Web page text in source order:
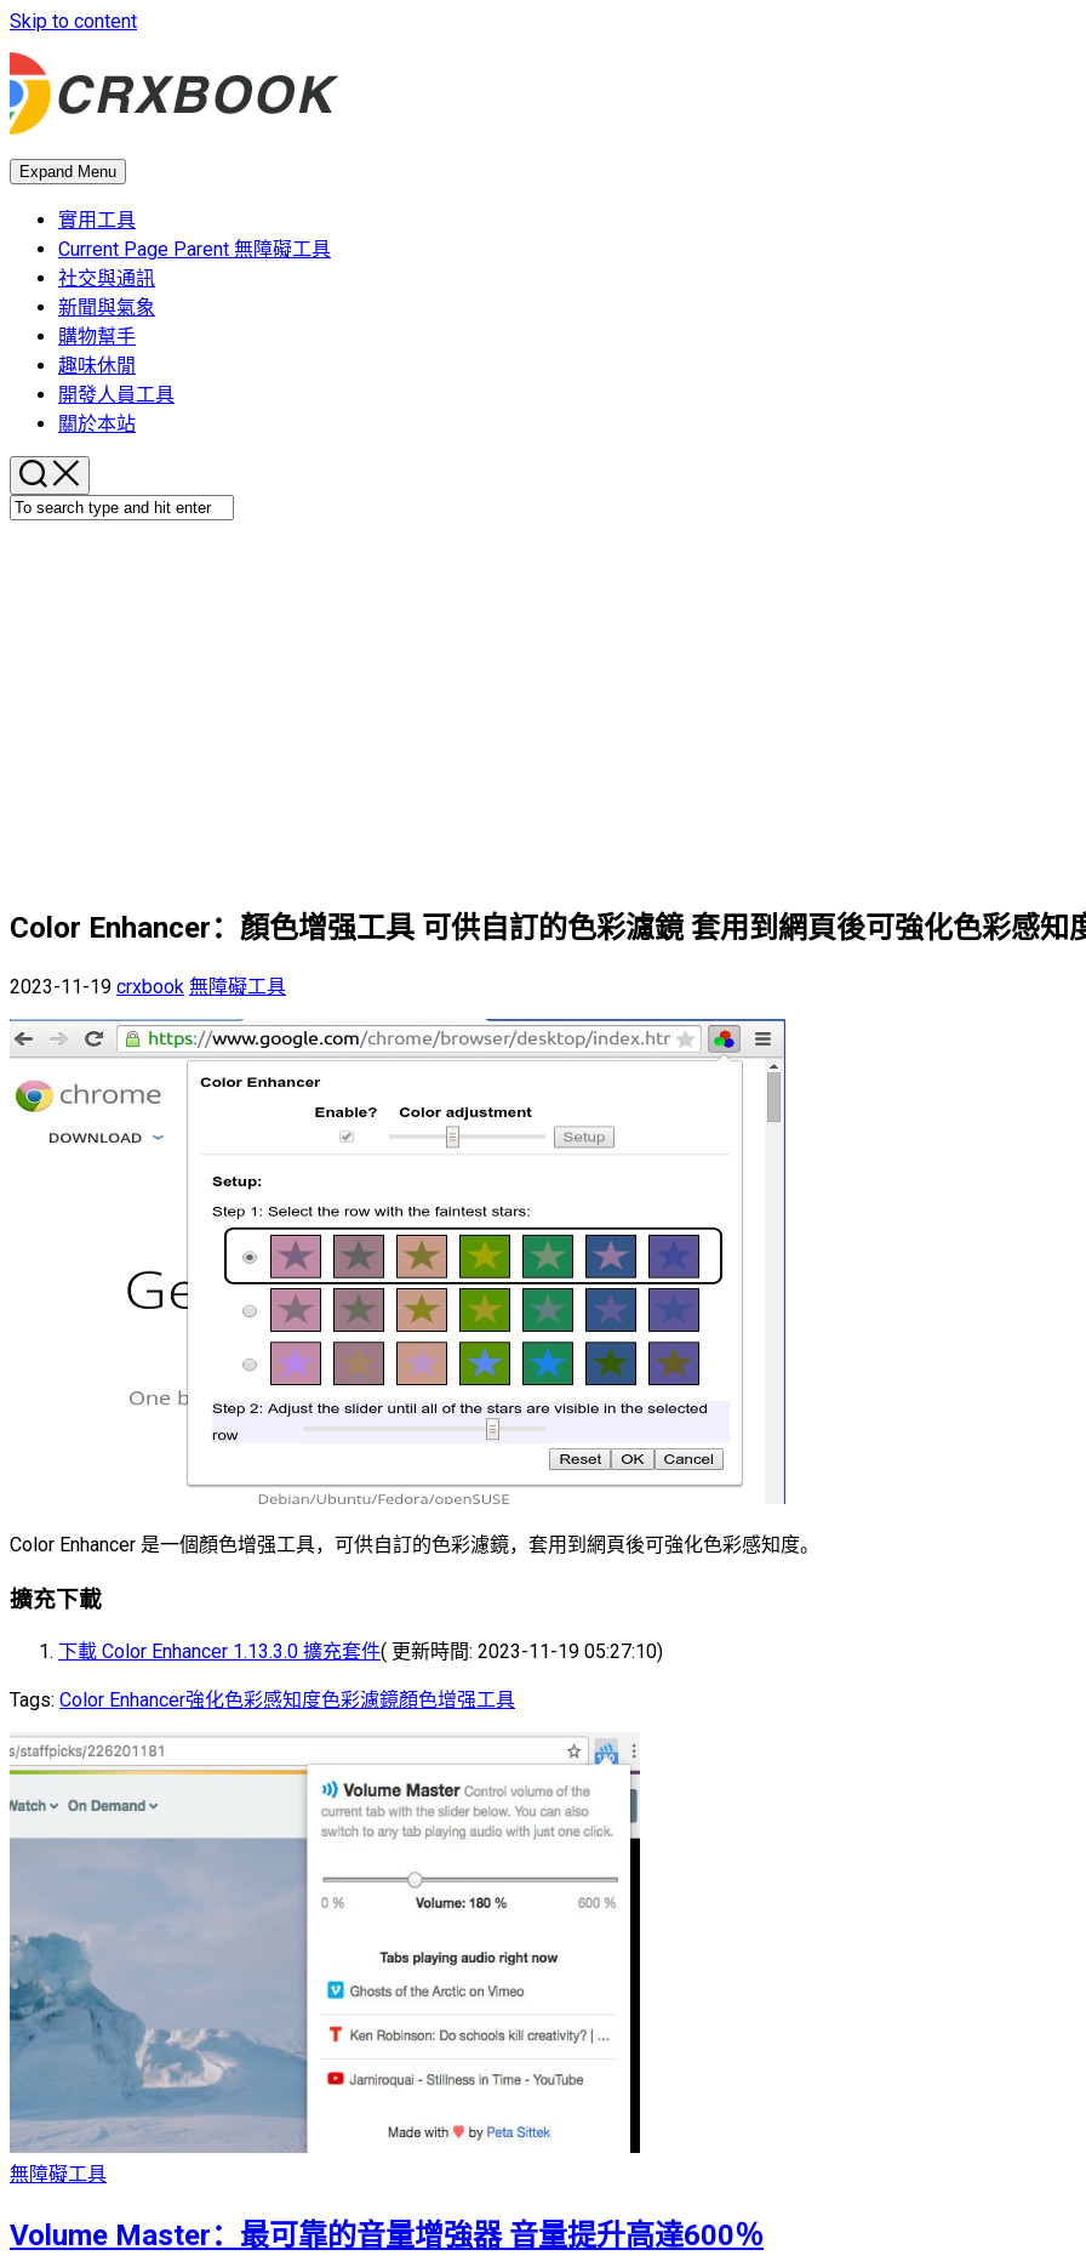
Skip to content
Expand Menu
實用工具
Current Page Parent 無障礙工具
社交與通訊
新聞與氣象
購物幫手
趣味休閒
開發人員工具
關於本站
Color Enhancer：顏色增强工具 可供自訂的色彩濾鏡 套用到網頁後可強化色彩感知
2023-11-19 crxbook 無障礙工具
Color Enhancer 是一個顏色增强工具，可供自訂的色彩濾鏡，套用到網頁後可強化色彩感知度。
擴充下載
下載 Color Enhancer 1.13.3.0 擴充套件( 更新時間: 2023-11-19 05:27:10)
Tags: Color Enhancer強化色彩感知度色彩濾鏡顏色增强工具
無障礙工具
Volume Master：最可靠的音量增強器 音量提升高達600％